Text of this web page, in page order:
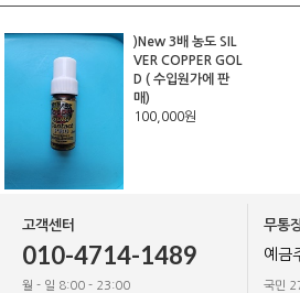
)New 3배 농도 SIL
VER COPPER GOL
D ( 수입원가에 판
매)
100,000원
고객센터
010-4714-1489
월 - 일 8:00 - 23:00
무통
예금
국민